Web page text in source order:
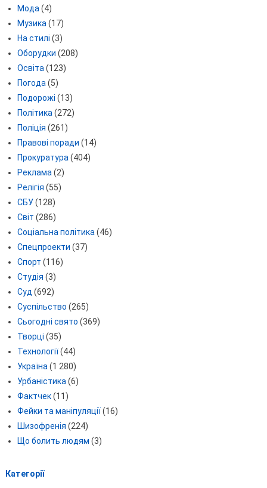
Мода (4)
Музика (17)
На стилі (3)
Оборудки (208)
Освіта (123)
Погода (5)
Подорожі (13)
Політика (272)
Поліція (261)
Правові поради (14)
Прокуратура (404)
Реклама (2)
Релігія (55)
СБУ(128)
Світ (286)
Соціальна політика (46)
Спецпроекти (37)
Спорт (116)
Студія (3)
Суд (692)
Суспільство (265)
Сьогодні свято (369)
Творці (35)
Технології(44)
Україна (1 280)
Урбаністика (6)
Фактчек(11)
Фейки та маніпуляції(16)
Шизофренія (224)
Що болить людям (3)
Категорії